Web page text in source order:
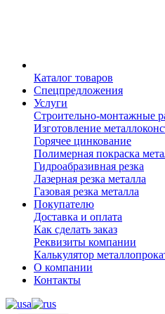
Каталог товаров
Спецпредложения
Услуги
Строительно-монтажные
Изготовление
Горячее цинкование
Полимерная покраска
Гидроабразивная резка
Лазерная резка металла
Газовая резка металла
Покупателю
Доставка и оплата
Как сделать заказ
Реквизиты компании
Калькулятор
О компании
Контакты